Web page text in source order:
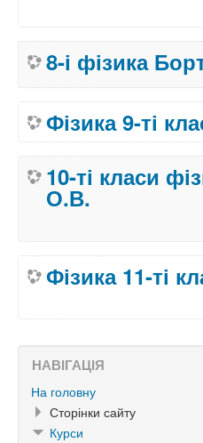
8-і фізика
Фізика 9-ті
10-ті класи
О.В.
Фізика 11-ті
НАВІГАЦІЯ
На головну
Сторінки сайту
Курси